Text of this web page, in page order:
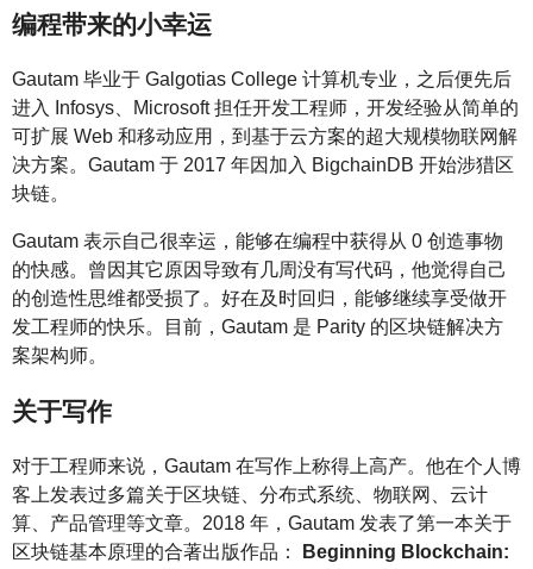
编程带来的小幸运
Gautam 毕业于 Galgotias College 计算机专业，之后便先后
进入 Infosys、Microsoft 担任开发工程师，开发经验从简单的
可扩展 Web 和移动应用，到基于云方案的超大规模物联网解
决方案。Gautam 于 2017 年因加入 BigchainDB 开始涉猎区
块链。
Gautam 表示自己很幸运，能够在编程中获得从 0 创造事物
的快感。曾因其它原因导致有几周没有写代码，他觉得自己
的创造性思维都受损了。好在及时回归，能够继续享受做开
发工程师的快乐。目前，Gautam 是 Parity 的区块链解决方
案架构师。
关于写作
对于工程师来说，Gautam 在写作上称得上高产。他在个人博
客上发表过多篇关于区块链、分布式系统、物联网、云计
算、产品管理等文章。2018 年，Gautam 发表了第一本关于
区块链基本原理的合著出版作品：
Beginning Blockchain: